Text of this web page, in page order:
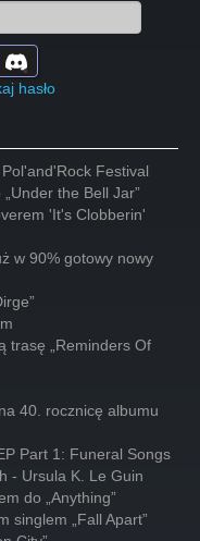
hasło
Festival
the Bell Jar”
'It's Clobberin'
w 90% gotowy nowy
trasę „Reminders Of
40. rocznicę albumu
Part 1: Funeral Songs
- Ursula K. Le Guin
do „Anything”
singlem „Fall Apart”